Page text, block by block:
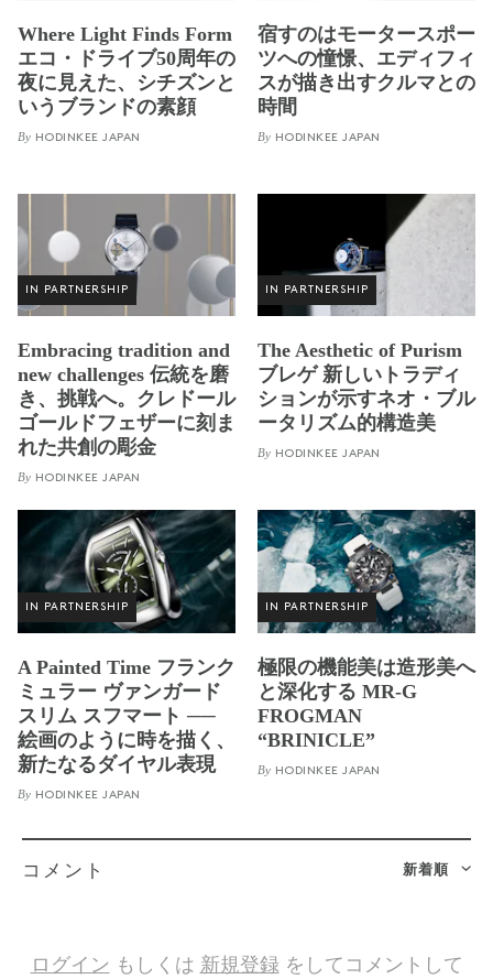
Where Light Finds Form
エコ・ドライブ50周年の
夜に見えた、シチズンと
いうブランドの素顔
By HODINKEE JAPAN
宿すのはモータースポー
ツへの憧憬、エディフィ
スが描き出すクルマとの
時間
By HODINKEE JAPAN
IN PARTNERSHIP
Embracing tradition and
new challenges 伝統を磨
き、挑戦へ。クレドール
ゴールドフェザーに刻ま
れた共創の彫金
By HODINKEE JAPAN
IN PARTNERSHIP
The Aesthetic of Purism
ブレゲ 新しいトラディ
ションが示すネオ・ブル
ータリズム的構造美
By HODINKEE JAPAN
IN PARTNERSHIP
A Painted Time フランク
ミュラー ヴァンガード
スリム スフマート ──
絵画のように時を描く、
新たなるダイヤル表現
By HODINKEE JAPAN
IN PARTNERSHIP
極限の機能美は造形美へ
と深化する MR-G
FROGMAN
“BRINICLE”
By HODINKEE JAPAN
新着順
コメント
ログイン もしくは 新規登録をしてコメントして